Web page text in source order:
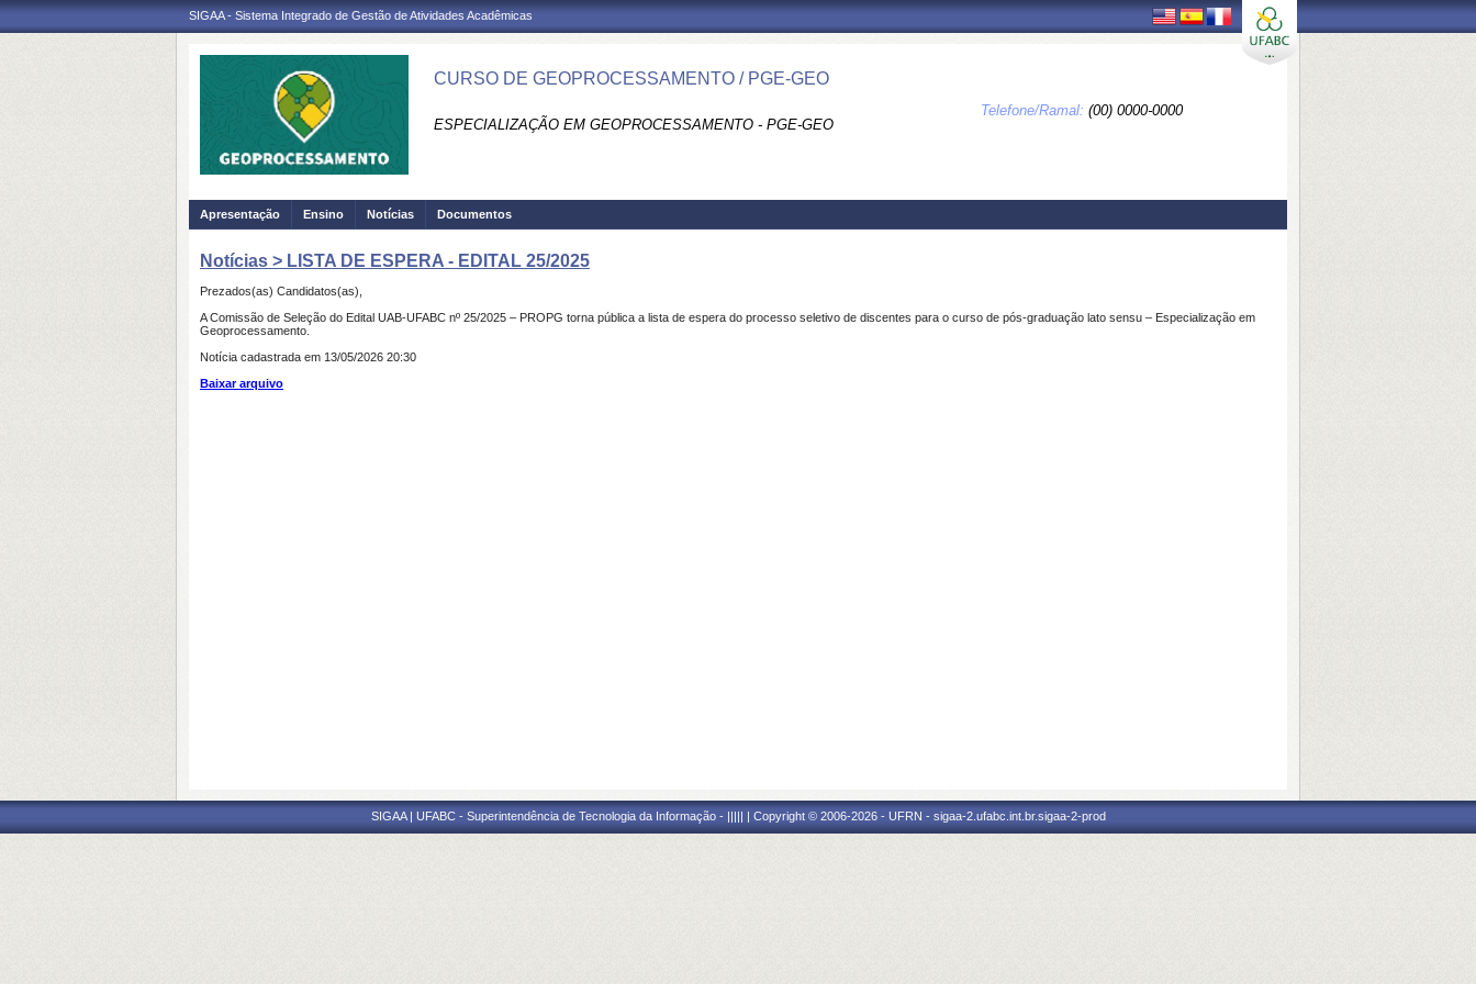
SIGAA - Sistema Integrado de Gestão de Atividades Acadêmicas
CURSO DE GEOPROCESSAMENTO / PGE-GEO
ESPECIALIZAÇÃO EM GEOPROCESSAMENTO - PGE-GEO
Telefone/Ramal: (00) 0000-0000
Apresentação Ensino Notícias Documentos
Notícias > LISTA DE ESPERA - EDITAL 25/2025
Prezados(as) Candidatos(as),
A Comissão de Seleção do Edital UAB-UFABC nº 25/2025 – PROPG torna pública a lista de espera do processo seletivo de discentes para o curso de pós-graduação lato sensu – Especialização em
Geoprocessamento.
Notícia cadastrada em 13/05/2026 20:30
Baixar arquivo
SIGAA | UFABC - Superintendência de Tecnologia da Informação - ||||| | Copyright © 2006-2026 - UFRN - sigaa-2.ufabc.int.br.sigaa-2-prod